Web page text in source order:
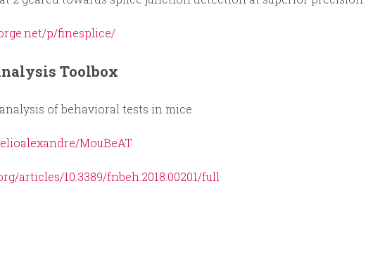
p/finesplice/
Toolbox
of behavioral tests in mice
MouBeAT
articles/10.3389/fnbeh.2018.00201/full